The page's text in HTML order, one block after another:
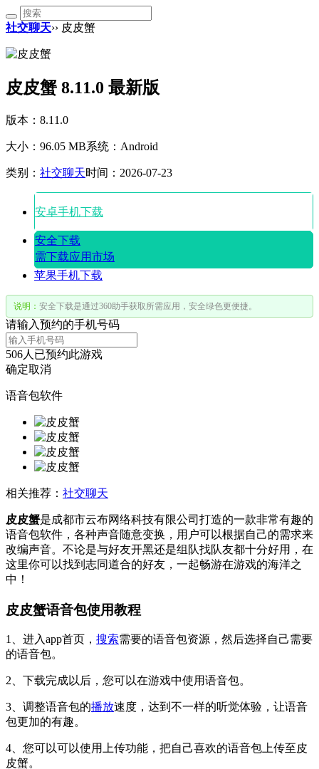
社交聊天›› 皮皮蟹
皮皮蟹 8.11.0 最新版
版本：8.11.0
大小：96.05 MB系统：Android
类别： 社交聊天时间：2026-07-23
安卓手机下载
安全下载
需下载应用市场
苹果手机下载
说明： 安全下载是通过360助手获取所需应用，安全绿色更便捷。
请输入预约的手机号码
506人已预约此游戏
确定取消
语音包软件
相关推荐： 社交聊天
皮皮蟹是成都市云布网络科技有限公司打造的一款非常有趣的
语音包软件，各种声音随意变换，用户可以根据自己的需求来
改编声音。不论是与好友开黑还是组队找队友都十分好用，在
这里你可以找到志同道合的好友，一起畅游在游戏的海洋之
中！
皮皮蟹语音包使用教程
1、进入app首页， 搜索需要的语音包资源，然后选择自己需要
的语音包。
2、下载完成以后，您可以在游戏中使用语音包。
3、调整语音包的播放速度，达到不一样的听觉体验，让语音
包更加的有趣。
4、您可以可以使用上传功能，把自己喜欢的语音包上传至皮
皮蟹。